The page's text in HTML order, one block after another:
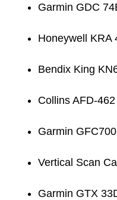
Garmin GDC
Honeywell KRA
Bendix King
Collins AFD-462
Garmin GFC700
Vertical Scan
Garmin GTX